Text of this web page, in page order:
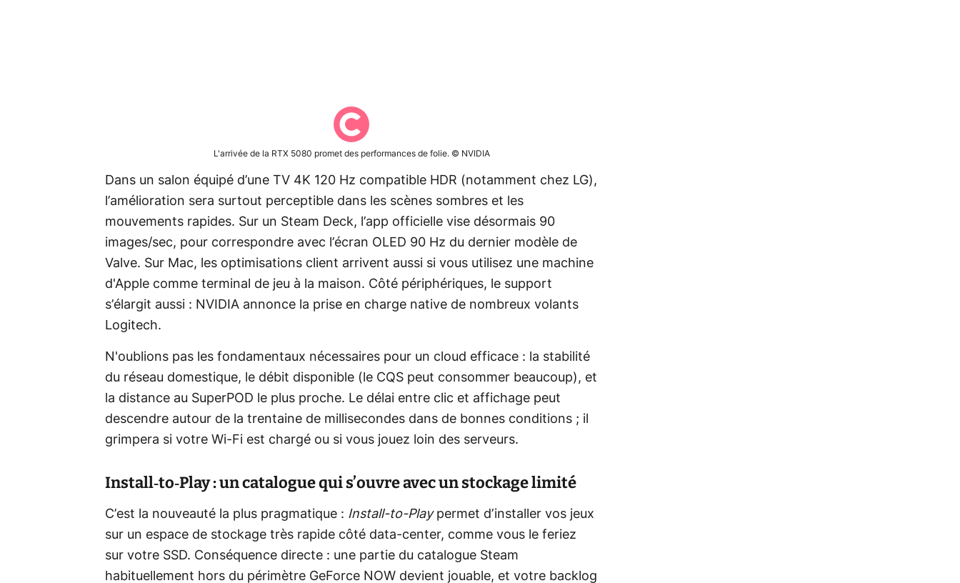
L'arrivée de la RTX 5080 promet des performances de folie. © NVIDIA
Dans un salon équipé d’une TV 4K 120 Hz compatible HDR (notamment chez LG),
l’amélioration sera surtout perceptible dans les scènes sombres et les
mouvements rapides. Sur un Steam Deck, l’app officielle vise désormais 90
images/sec, pour correspondre avec l’écran OLED 90 Hz du dernier modèle de
Valve. Sur Mac, les optimisations client arrivent aussi si vous utilisez une machine
d'Apple comme terminal de jeu à la maison. Côté périphériques, le support
s’élargit aussi : NVIDIA annonce la prise en charge native de nombreux volants
Logitech.
N'oublions pas les fondamentaux nécessaires pour un cloud efficace : la stabilité
du réseau domestique, le débit disponible (le CQS peut consommer beaucoup), et
la distance au SuperPOD le plus proche. Le délai entre clic et affichage peut
descendre autour de la trentaine de millisecondes dans de bonnes conditions ; il
grimpera si votre Wi‑Fi est chargé ou si vous jouez loin des serveurs.
Install‑to‑Play : un catalogue qui s’ouvre avec un stockage limité
C’est la nouveauté la plus pragmatique : Install‑to‑Playpermet d’installer vos jeux
sur un espace de stockage très rapide côté data‑center, comme vous le feriez
sur votre SSD. Conséquence directe : une partie du catalogue Steam
habituellement hors du périmètre GeForce NOW devient jouable, et votre backlog